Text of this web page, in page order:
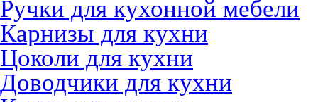
Ручки для кухонной мебели
Карнизы для кухни
Цоколи для кухни
Доводчики для кухни